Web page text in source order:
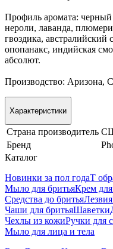
Профиль аромата: черный
нероли, лаванда,
гвоздика, австралийский
опопанакс, индийская
абсолют.
Производство: Аризона,
Характеристики
Страна производитель
Бренд
Каталог
Новинки за пол годаТ
Мыло для бритьяКрем
Средства до бритьяЛезвия
Чаши для бритьяШаветки
Чехлы из кожиРучки для
Мыло для лица и тела